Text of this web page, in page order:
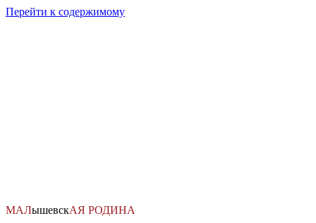
Перейти к содержимому
МАЛышевскАЯ РОДИНА